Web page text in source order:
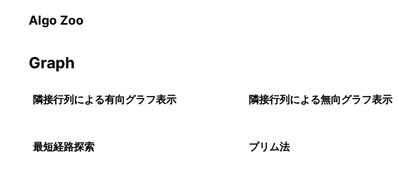
Algo Zoo
Graph
隣接行列による有向グラフ表示 隣接行列による無向グラフ表示
最短経路探索 プリム法